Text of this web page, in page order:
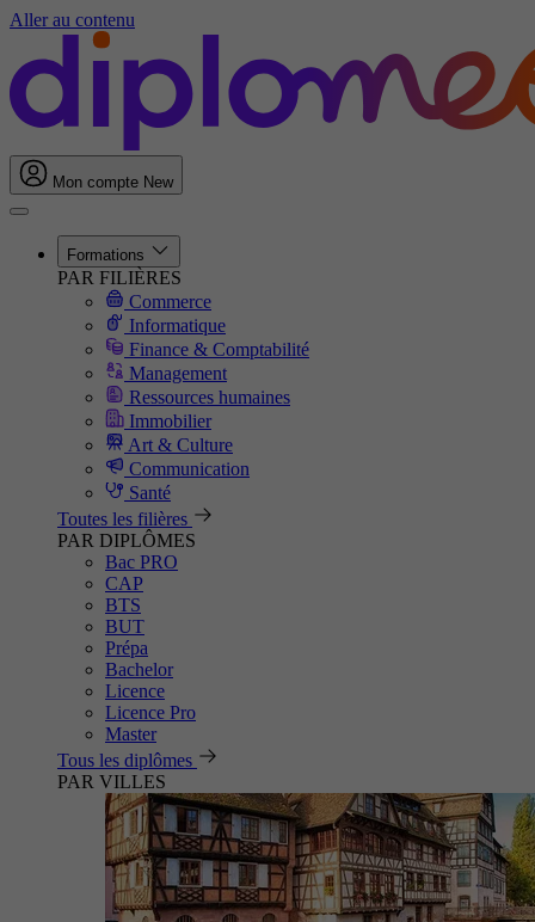
Aller au contenu
Mon compte New
Formations
PAR FILIÈRES
Commerce
Informatique
Finance & Comptabilité
Management
Ressources humaines
Immobilier
Art & Culture
Communication
Santé
Toutes les filières
PAR DIPLÔMES
Bac PRO
CAP
BTS
BUT
Prépa
Bachelor
Licence
Licence Pro
Master
Tous les diplômes
PAR VILLES